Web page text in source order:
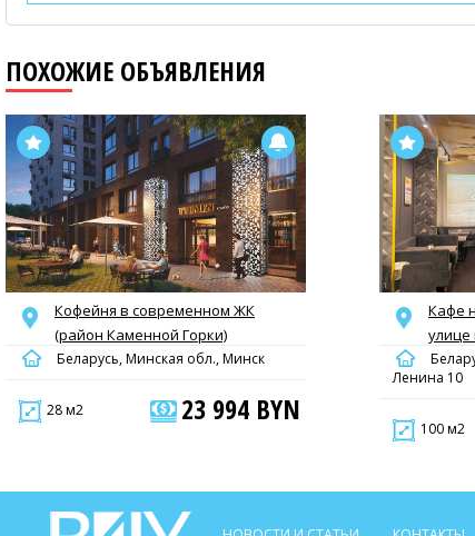
ПОХОЖИЕ ОБЪЯВЛЕНИЯ
Кофейня в современном ЖК
(район Каменной Горки)
Беларусь, Минская обл., Минск
28 м2 23 994 BYN
Кафе
улице
Ленина 10
100 м2